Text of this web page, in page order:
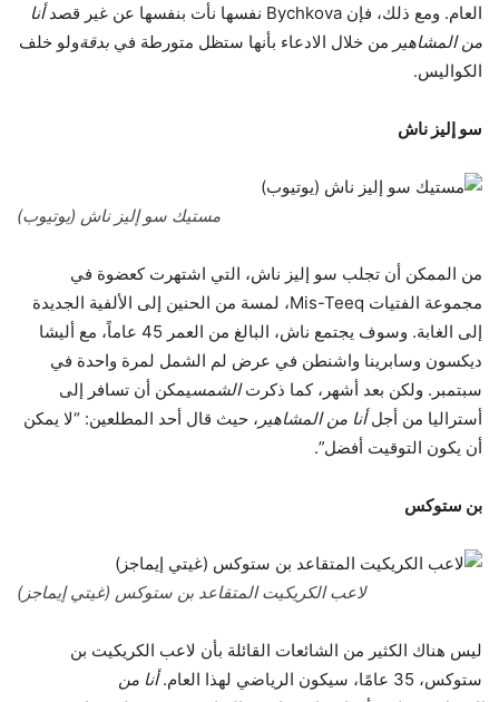
العام. ومع ذلك، فإن Bychkova نفسها نأت بنفسها عن غير قصد
أنا
من المشاهير من خلال الادعاء بأنها ستظل متورطة في بدقةولو خلف
الكواليس.
سو إليز ناش
مستيك سو إليز ناش (يوتيوب)
من الممكن أن تجلب سو إليز ناش، التي اشتهرت كعضوة في
مجموعة الفتيات Mis-Teeq، لمسة من الحنين إلى الألفية الجديدة
إلى الغابة. وسوف يجتمع ناش، البالغ من العمر 45 عاماً، مع أليشا
ديكسون وسابرينا واشنطن في عرض لم الشمل لمرة واحدة في
سبتمبر. ولكن بعد أشهر، كما ذكرتالشمسيمكن أن تسافر إلى
أستراليا من أجلأنا من المشاهير ، حيث قال أحد المطلعين: “لا يمكن
أن يكون التوقيت أفضل”.
بن ستوكس
لاعب الكريكيت المتقاعد بن ستوكس (غيتي إيماجز)
ليس هناك الكثير من الشائعات القائلة بأن لاعب الكريكيت بن
ستوكس، 35 عامًا، سيكون الرياضي لهذا العام.
أنا من